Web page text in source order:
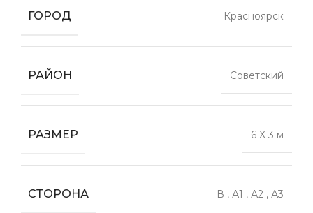
ГОРОД
Красноярск
РАЙОН Советский
РАЗМЕР 6 X 3 м
СТОРОНА В , А1 , А2 , А3